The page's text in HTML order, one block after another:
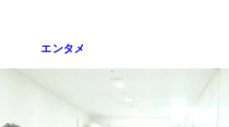
エンタメ